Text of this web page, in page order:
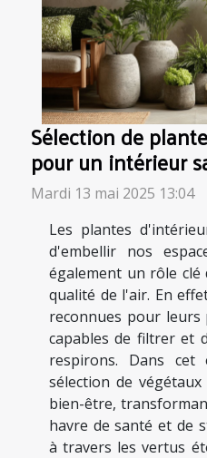
Sélection de
pour un intérieur
Mardi 13 mai 2025 13:04
Les plantes
d'embellir nos
également un rôle
qualité de l'air. En
reconnues pour leurs
capables de filtrer et
respirons. Dans cet
sélection de
bien-être,
havre de santé et de
à travers les vertus